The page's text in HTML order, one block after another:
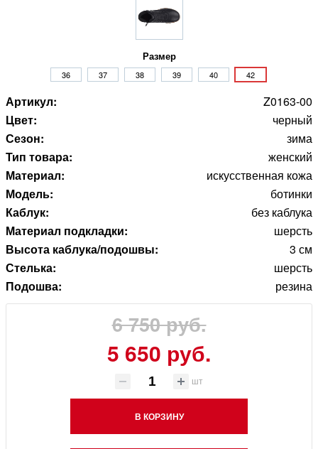
Размер
36 37 38 39 40 42
Артикул:
Z0163-00
Цвет:
черный
Сезон:
зима
Тип товара:
женский
Материал:
искусственная кожа
Модель:
ботинки
Каблук:
без каблука
Материал подкладки:
шерсть
Высота каблука/подошвы:
3 см
Стелька:
шерсть
Подошва:
резина
6 750 руб.
5 650 руб.
шт
В КОРЗИНУ